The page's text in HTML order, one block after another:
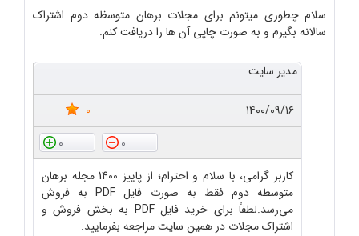
سلام چطوری میتونم برای مجلات برهان متوسظه دوم اشتراک
سالانه بگیرم و به صورت چاپی آن ها را دریافت کنم.
مدیر سایت
۱۴۰۰/۰۹/۱۶
0
0
0
کاربر گرامی، با سلام و احترام؛ از پاییز 1400 مجله برهان
متوسطه دوم فقط به صورت فایل PDF به فروش
می‌رسد.لطفاً برای خرید فایل PDF به بخش فروش و
اشتراک مجلات در همین سایت مراجعه بفرمایید.